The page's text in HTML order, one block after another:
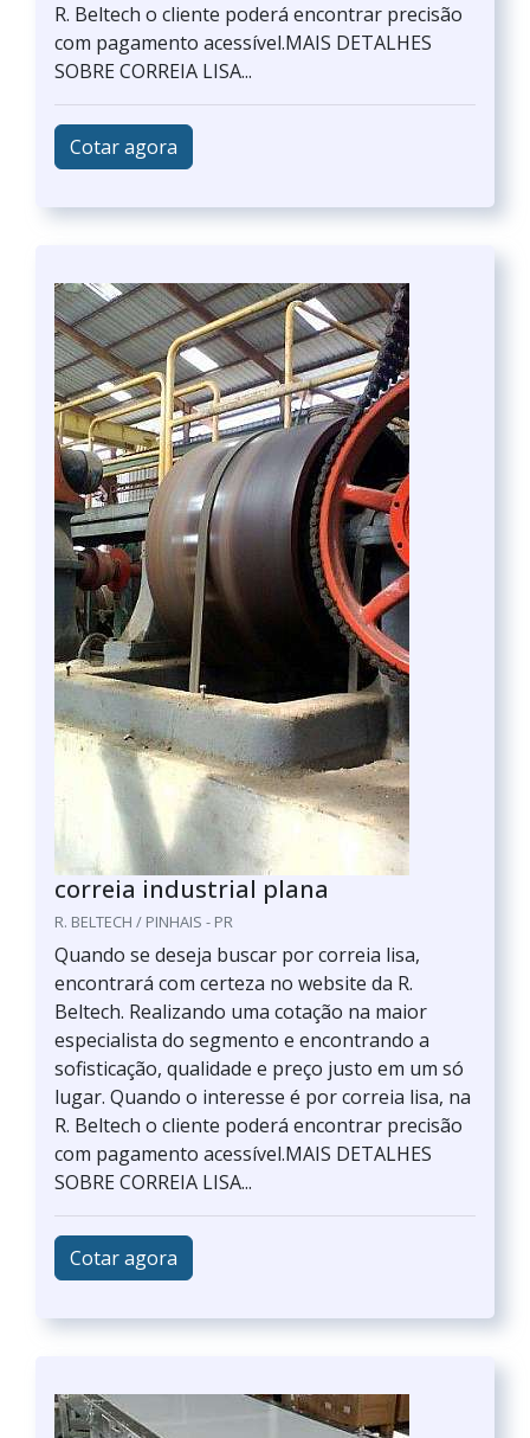
R. Beltech o cliente poderá encontrar precisão
com pagamento acessível.MAIS DETALHES
SOBRE CORREIA LISA...
Cotar agora
correia industrial plana
R. BELTECH / PINHAIS - PR
Quando se deseja buscar por correia lisa,
encontrará com certeza no website da R.
Beltech. Realizando uma cotação na maior
especialista do segmento e encontrando a
sofisticação, qualidade e preço justo em um só
lugar. Quando o interesse é por correia lisa, na
R. Beltech o cliente poderá encontrar precisão
com pagamento acessível.MAIS DETALHES
SOBRE CORREIA LISA...
Cotar agora